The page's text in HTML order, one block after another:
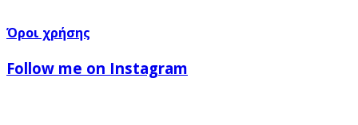
Όροι χρήσης
Follow me on Instagram